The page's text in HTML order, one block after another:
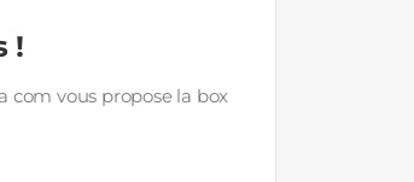
!
com vous propose la box